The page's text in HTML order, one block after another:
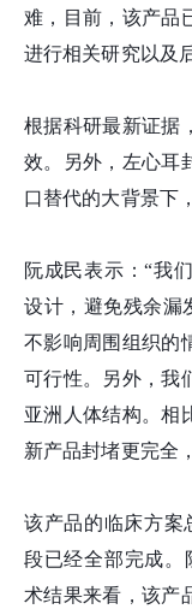
难，目前，该产品
进行相关研究以及
根据科研最新证据
效。另外，左心耳
口替代的大背景下
阮成民表示：“我
设计，避免残余漏
不影响周围组织的
可行性。另外，我
亚洲人体结构。相
新产品封堵更完全
该产品的临床方案
段已经全部完成。
术结果来看，该产